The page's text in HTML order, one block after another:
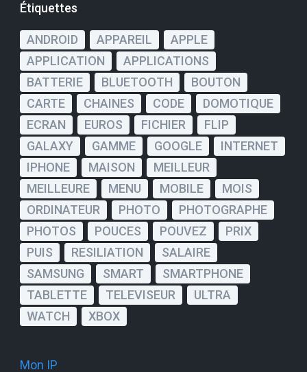
Étiquettes
ANDROID APPAREIL
APPLE
APPLICATION
APPLICATIONS
BATTERIE
BLUETOOTH
BOUTON
CARTE
CHAINES CODE
DOMOTIQUE
ECRAN
EUROS FICHIER
FLIP
GALAXY
GAMME GOOGLE
INTERNET
IPHONE
MAISON
MEILLEUR
MEILLEURE
MENU MOBILE
MOIS
ORDINATEUR
PHOTO
PHOTOGRAPHE
PHOTOS
POUCES POUVEZ
PRIX
PUIS
RESILIATION
SALAIRE
SAMSUNG
SMART
SMARTPHONE
TABLETTE
TELEVISEUR
ULTRA
WATCH
XBOX
Mon IP